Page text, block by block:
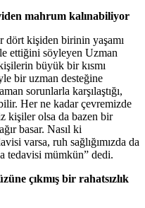
mahrum kalınabiliyor
dört kişiden birinin yaşamı
ettiğini söyleyen Uzman
büyük bir kısmı
bir uzman desteğine
sorunlarla karşılaştığı,
Her ne kadar çevremizde
kişiler olsa da bazen bir
basar. Nasıl ki
varsa, ruh sağlığımızda da
tedavisi mümkün” dedi.
çıkmış bir rahatsızlık